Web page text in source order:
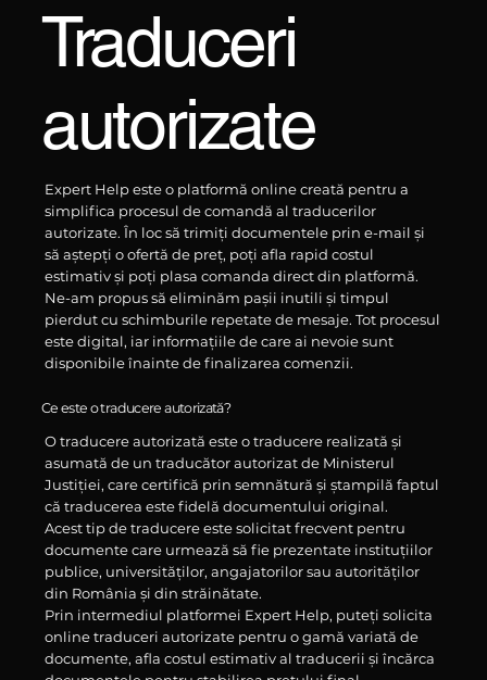
Traduceri
autorizate
Expert Help este o platformă online creată pentru a
simplifica procesul de comandă al traducerilor
autorizate. În loc să trimiți documentele prin e-mail și
să aștepți o ofertă de preț, poți afla rapid costul
estimativ și poți plasa comanda direct din platformă.
Ne-am propus să eliminăm pașii inutili și timpul
pierdut cu schimburile repetate de mesaje. Tot procesul
este digital, iar informațiile de care ai nevoie sunt
disponibile înainte de finalizarea comenzii.
Ce este o traducere autorizată?
O traducere autorizată este o traducere realizată și
asumată de un traducător autorizat de Ministerul
Justiției, care certifică prin semnătură și ștampilă faptul
că traducerea este fidelă documentului original.
Acest tip de traducere este solicitat frecvent pentru
documente care urmează să fie prezentate instituțiilor
publice, universităților, angajatorilor sau autorităților
din România și din străinătate.
Prin intermediul platformei Expert Help, puteți solicita
online traduceri autorizate pentru o gamă variată de
documente, afla costul estimativ al traducerii și încărca